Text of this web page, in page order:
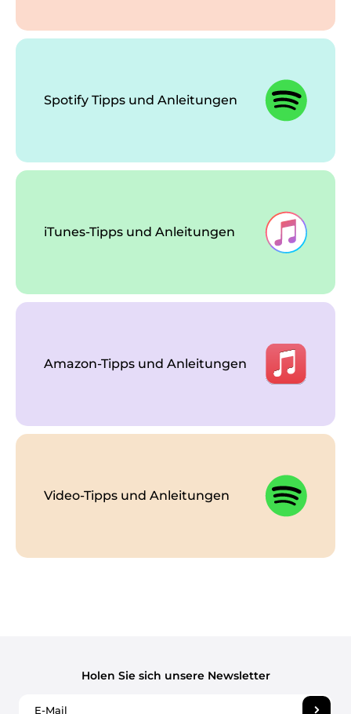
Spotify Tipps und Anleitungen
iTunes-Tipps und Anleitungen
Amazon-Tipps und Anleitungen
Video-Tipps und Anleitungen
Holen Sie sich unsere Newsletter